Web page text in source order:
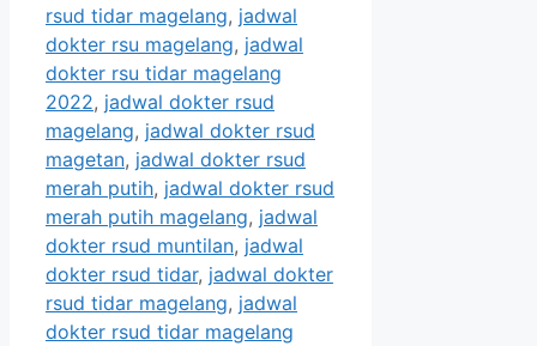
rsud tidar magelang, jadwal
dokter rsu magelang, jadwal
dokter rsu tidar magelang
2022, jadwal dokter rsud
magelang, jadwal dokter rsud
magetan, jadwal dokter rsud
merah putih, jadwal dokter rsud
merah putih magelang, jadwal
dokter rsud muntilan, jadwal
dokter rsud tidar, jadwal dokter
rsud tidar magelang, jadwal
dokter rsud tidar magelang